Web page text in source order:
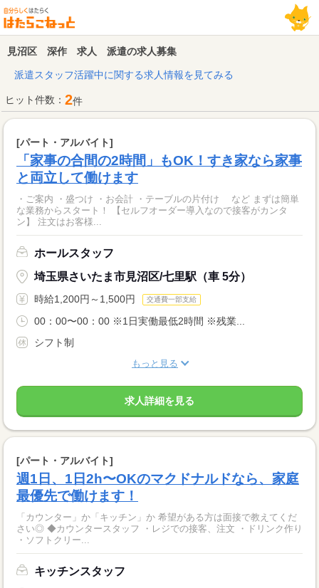
見沼区 深作 求人 派遣の求人募集
派遣スタッフ活躍中に関する求人情報を見てみる
ヒット件数： 2件
[パート・アルバイト]
「家事の合間の2時間」もOK！すき家なら家事
と両立して働けます
・ご案内 ・盛つけ ・お会計 ・テーブルの片付け など まずは簡単
な業務からスタート！ 【セルフオーダー導入なので接客がカンタ
ン】 注文はお客様...
ホールスタッフ
埼玉県さいたま市見沼区/七里駅（車 5分）
時給1,200円～1,500円 交通費一部支給
00：00〜00：00 ※1日実働最低2時間 ※残業...
シフト制
もっと見る
求人詳細を見る
[パート・アルバイト]
週1日、1日2h〜OKのマクドナルドなら、家庭
最優先で働けます！
「カウンター」か「キッチン」か 希望がある方は面接で教えてくだ
さい◎ ◆カウンタースタッフ ・レジでの接客、注文 ・ドリンク作り
・ソフトクリー...
キッチンスタッフ